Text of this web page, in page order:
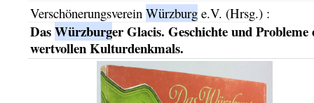
Verschönerungsverein Würzburge.V. (Hrsg.):
DasWürzburger Glacis. Geschichte und Probleme
wertvollen Kulturdenkmals.